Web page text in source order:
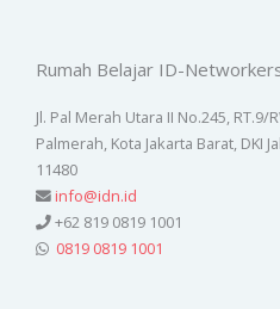
Rumah Belajar ID-
Jl. Pal Merah Utara II No.245, RT.9/
Palmerah, Kota Jakarta Barat, DKI
11480
info@idn.id
+62 819 0819 1001
0819 0819 1001